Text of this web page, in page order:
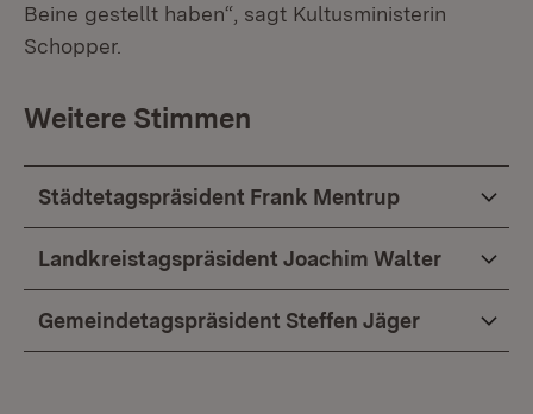
Beine gestellt haben“, sagt Kultusministerin
Schopper.
Weitere Stimmen
Städtetagspräsident Frank Mentrup
Landkreistagspräsident Joachim Walter
Gemeindetagspräsident Steffen Jäger